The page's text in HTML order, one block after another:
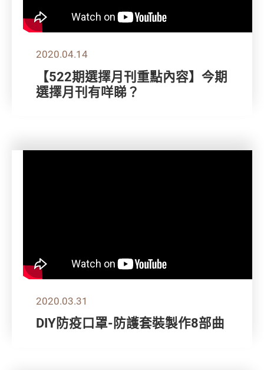
2020.04.14
【522期選擇月刊重點內容】今期
選擇月刊有咩睇？
2020.03.31
DIY防疫口罩-防護套裝製作8部曲